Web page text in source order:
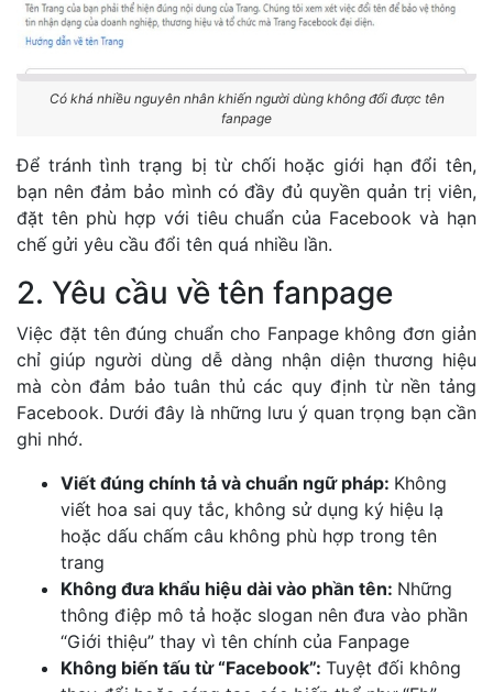
Có khá nhiều nguyên nhân khiến người dùng không đổi được tên
fanpage
Để tránh tình trạng bị từ chối hoặc giới hạn đổi tên,
bạn nên đảm bảo mình có đầy đủ quyền quản trị viên,
đặt tên phù hợp với tiêu chuẩn của Facebook và hạn
chế gửi yêu cầu đổi tên quá nhiều lần.
2. Yêu cầu về tên fanpage
Việc đặt tên đúng chuẩn cho Fanpage không đơn giản
chỉ giúp người dùng dễ dàng nhận diện thương hiệu
mà còn đảm bảo tuân thủ các quy định từ nền tảng
Facebook. Dưới đây là những lưu ý quan trọng bạn cần
ghi nhớ.
Viết đúng chính tả và chuẩn ngữ pháp: Không
viết hoa sai quy tắc, không sử dụng ký hiệu lạ
hoặc dấu chấm câu không phù hợp trong tên
trang
Không đưa khẩu hiệu dài vào phần tên: Những
thông điệp mô tả hoặc slogan nên đưa vào phần
“Giới thiệu” thay vì tên chính của Fanpage
Không biến tấu từ “Facebook”: Tuyệt đối không